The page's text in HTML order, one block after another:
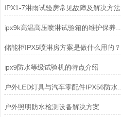
IPX1-7淋雨试验房常见故障及解决方法
ipx9k高温高压喷淋试验箱的维护保养你了解多少？
储能柜IPX5喷淋房方案是做什么用的？
ipx9防水等级试验机的特点介绍
户外照明防水检测设备解决方案